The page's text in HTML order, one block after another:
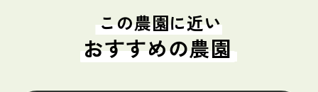
この農園に近い
おすすめの農園